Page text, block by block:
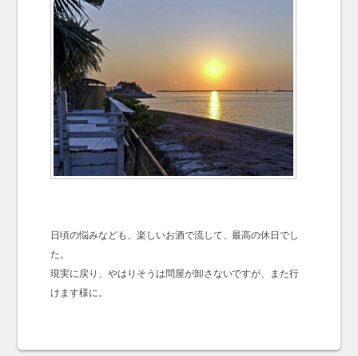
日頃の悩みなども、楽しいお酒で流して、最高の休日でし
た。
現実に戻り、やはりそうは問屋が卸さないですが、また行
けます様に。